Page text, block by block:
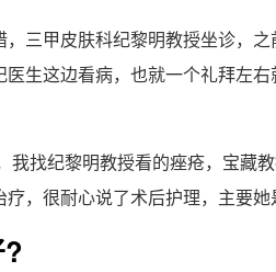
三甲皮肤科纪黎明教授坐诊，
生这边看病，也就一个礼拜左
我找纪黎明教授看的痤疮，宝藏
，很耐心说了术后护理，主要她